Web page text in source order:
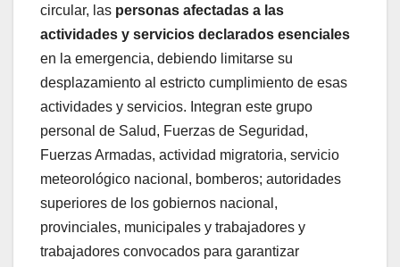
circular, las personas afectadas a las
actividades y servicios declarados esenciales
en la emergencia, debiendo limitarse su
desplazamiento al estricto cumplimiento de esas
actividades y servicios. Integran este grupo
personal de Salud, Fuerzas de Seguridad,
Fuerzas Armadas, actividad migratoria, servicio
meteorológico nacional, bomberos; autoridades
superiores de los gobiernos nacional,
provinciales, municipales y trabajadores y
trabajadores convocados para garantizar